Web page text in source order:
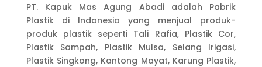
PT. Kapuk Mas Agung Abadi adalah Pabrik
Plastik di Indonesia yang menjual produk-
produk plastik seperti Tali Rafia, Plastik Cor,
Plastik Sampah, Plastik Mulsa, Selang Irigasi,
Plastik Singkong, Kantong Mayat, Karung Plastik,